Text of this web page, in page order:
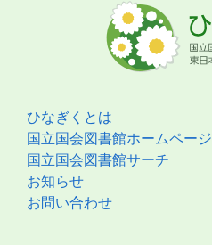
ひなぎくとは
国立国会図書館ホームページ
国立国会図書館サーチ
お知らせ
お問い合わせ